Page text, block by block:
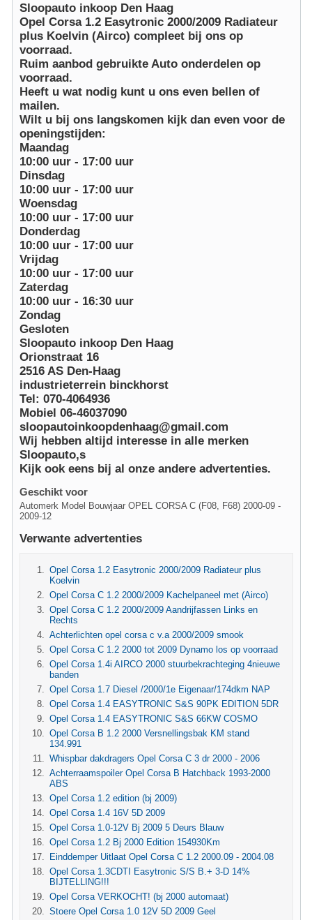
Sloopauto inkoop Den Haag
Opel Corsa 1.2 Easytronic 2000/2009 Radiateur
plus Koelvin (Airco) compleet bij ons op
voorraad.
Ruim aanbod gebruikte Auto onderdelen op
voorraad.
Heeft u wat nodig kunt u ons even bellen of
mailen.
Wilt u bij ons langskomen kijk dan even voor de
openingstijden:
Maandag
10:00 uur - 17:00 uur
Dinsdag
10:00 uur - 17:00 uur
Woensdag
10:00 uur - 17:00 uur
Donderdag
10:00 uur - 17:00 uur
Vrijdag
10:00 uur - 17:00 uur
Zaterdag
10:00 uur - 16:30 uur
Zondag
Gesloten
Sloopauto inkoop Den Haag
Orionstraat 16
2516 AS Den-Haag
industrieterrein binckhorst
Tel: 070-4064936
Mobiel 06-46037090
sloopautoinkoopdenhaag@gmail.com
Wij hebben altijd interesse in alle merken
Sloopauto,s
Kijk ook eens bij al onze andere advertenties.
Geschikt voor
Automerk Model Bouwjaar OPEL CORSA C (F08, F68) 2000-09 -
2009-12
Verwante advertenties
Opel Corsa 1.2 Easytronic 2000/2009 Radiateur plus
Koelvin
Opel Corsa C 1.2 2000/2009 Kachelpaneel met (Airco)
Opel Corsa C 1.2 2000/2009 Aandrijfassen Links en
Rechts
Achterlichten opel corsa c v.a 2000/2009 smook
Opel Corsa C 1.2 2000 tot 2009 Dynamo los op voorraad
Opel Corsa 1.4i AIRCO 2000 stuurbekrachteging 4nieuwe
banden
Opel Corsa 1.7 Diesel /2000/1e Eigenaar/174dkm NAP
Opel Corsa 1.4 EASYTRONIC S&S 90PK EDITION 5DR
Opel Corsa 1.4 EASYTRONIC S&S 66KW COSMO
Opel Corsa B 1.2 2000 Versnellingsbak KM stand
134.991
Whispbar dakdragers Opel Corsa C 3 dr 2000 - 2006
Achterraamspoiler Opel Corsa B Hatchback 1993-2000
ABS
Opel Corsa 1.2 edition (bj 2009)
Opel Corsa 1.4 16V 5D 2009
Opel Corsa 1.0-12V Bj 2009 5 Deurs Blauw
Opel Corsa 1.2 Bj 2000 Edition 154930Km
Einddemper Uitlaat Opel Corsa C 1.2 2000.09 - 2004.08
Opel Corsa 1.3CDTI Easytronic S/S B.+ 3-D 14%
BIJTELLING!!!
Opel Corsa VERKOCHT! (bj 2000 automaat)
Stoere Opel Corsa 1.0 12V 5D 2009 Geel